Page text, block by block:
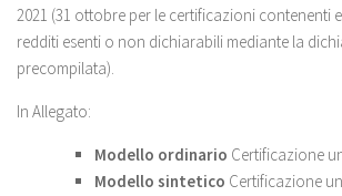
2021 (31 ottobre per le certificazioni contenenti
redditi esenti o non dichiarabili mediante la
precompilata).
In Allegato:
Modello ordinario Certificazione
Modello sintetico Certificazione